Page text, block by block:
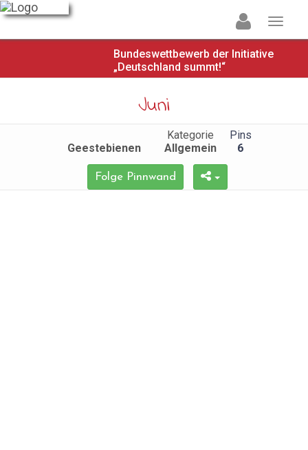
Bundeswettbewerb der Initiative
„Deutschland summt!“
Juni
Geestebienen
Kategorie
Allgemein
Pins
6
Folge Pinnwand